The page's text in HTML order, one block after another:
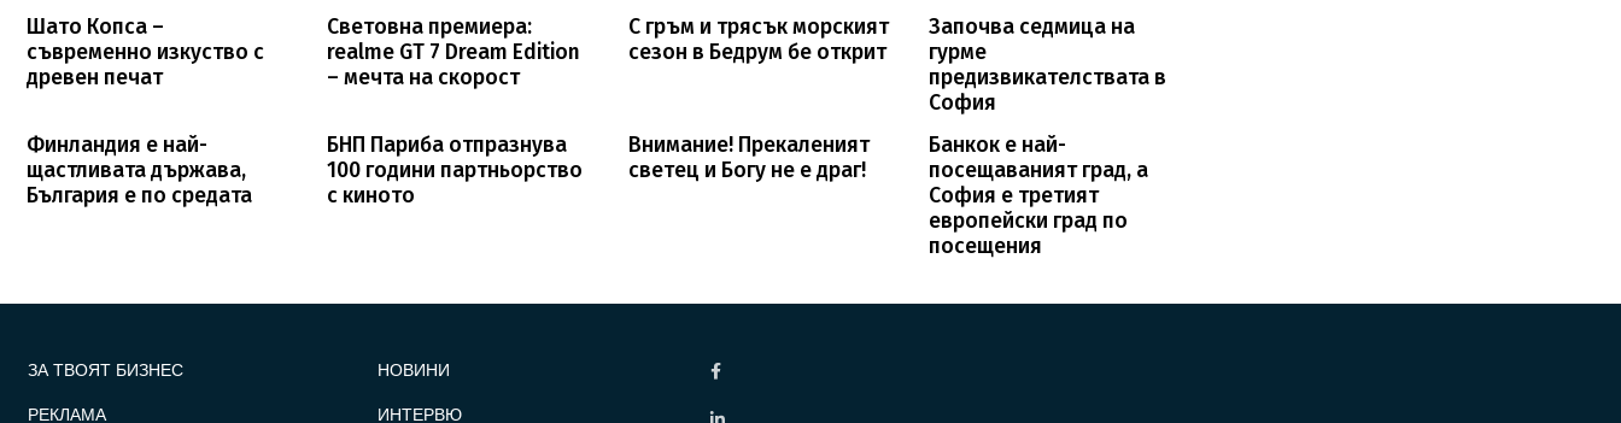
Шато Копса –
съвременно изкуство с
древен печат
Световна премиера:
realme GT 7 Dream Edition
– мечта на скорост
С гръм и трясък морският
сезон в Бедрум бе открит
Започва седмица на
гурме
предизвикателствата в
София
Финландия е най-
щастливата държава,
България е по средата
БНП Париба отпразнува
100 години партньорство
с киното
Внимание! Прекаленият
светец и Богу не е драг!
Банкок е най-
посещаваният град, а
София е третият
европейски град по
посещения
ЗА ТВОЯТ БИЗНЕС
РЕКЛАМА
НОВИНИ
ИНТЕРВЮ